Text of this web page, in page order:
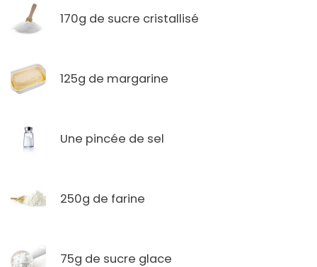
170g de sucre cristallisé
125g de margarine
Une pincée de sel
250g de farine
75g de sucre glace